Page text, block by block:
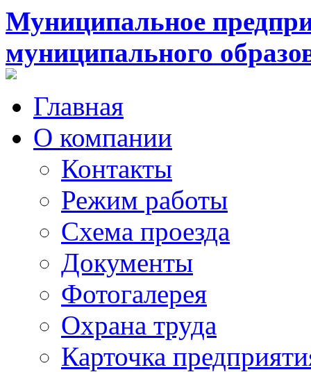
Муниципальное
муниципального
Главная
О компании
Контакты
Режим работы
Схема проезда
Документы
Фотогалерея
Охрана труда
Карточка